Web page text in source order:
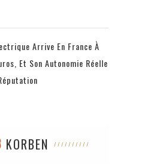
Arrive En France À
Et Son Autonomie Réelle
KORBEN